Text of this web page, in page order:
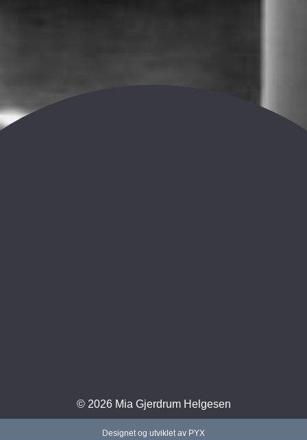
© 2026 Mia Gjerdrum Helgesen
Designet og utviklet av PYX